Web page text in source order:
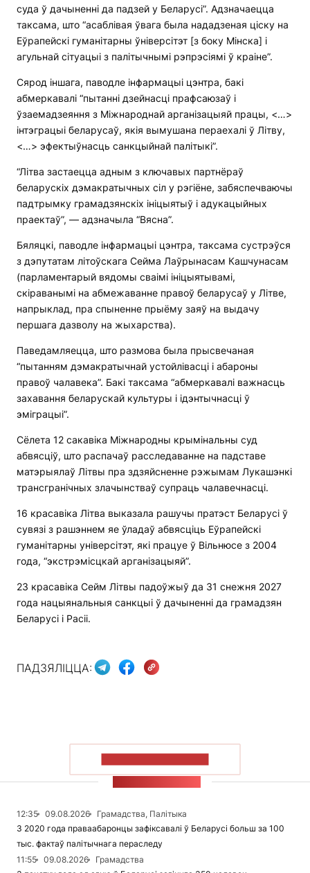
суда ў дачыненні да падзей у Беларусі”. Адзначаецца
таксама, што “асаблівая ўвага была нададзеная ціску на
Еўрапейскі гуманітарны ўніверсітэт [з боку Мінска] і
агульнай сітуацыі з палітычнымі рэпрэсіямі ў краіне”.
Сярод іншага, паводле інфармацыі цэнтра, бакі
абмеркавалі “пытанні дзейнасці прафсаюзаў і
ўзаемадзеяння з Міжнароднай арганізацыяй працы, <…>
інтэграцыі беларусаў, якія вымушана пераехалі ў Літву,
<…> эфектыўнасць санкцыйнай палітыкі”.
“Літва застаецца адным з ключавых партнёраў
беларускіх дэмакратычных сіл у рэгіёне, забяспечваючы
падтрымку грамадзянскіх ініцыятыў і адукацыйных
праектаў”, — адзначыла “Вясна”.
Бяляцкі, паводле інфармацыі цэнтра, таксама сустрэўся
з дэпутатам літоўскага Сейма Лаўрынасам Кашчунасам
(парламентарый вядомы сваімі ініцыятывамі,
скіраванымі на абмежаванне правоў беларусаў у Літве,
напрыклад, пра спыненне прыёму заяў на выдачу
першага дазволу на жыхарства).
Паведамляецца, што размова была прысвечаная
“пытанням дэмакратычнай устойлівасці і абароны
правоў чалавека”. Бакі таксама “абмеркавалі важнасць
захавання беларускай культуры і ідэнтычнасці ў
эміграцыі”.
Сёлета 12 сакавіка Міжнародны крымінальны суд
абвясціў, што распачаў расследаванне на падставе
матэрыялаў Літвы пра здзяйсненне рэжымам Лукашэнкі
трансгранічных злачынстваў супраць чалавечнасці.
16 красавіка Літва выказала рашучы пратэст Беларусі ў
сувязі з рашэннем яе ўладаў абвясціць Еўрапейскі
гуманітарны універсітэт, які працуе ў Вільнюсе з 2004
года, “экстрэмісцкай арганізацыяй”.
23 красавіка Сейм Літвы падоўжыў да 31 снежня 2027
года нацыянальныя санкцыі ў дачыненні да грамадзян
Беларусі і Расіі.
ПАДЗЯЛІЦЦА:
12:35 09.08.2026
Грамадства, Палітыка
З 2020 года праваабаронцы зафіксавалі ў Беларусі больш за 100
тыс. фактаў палітычнага пераследу
11:55
09.08.2026
Грамадства